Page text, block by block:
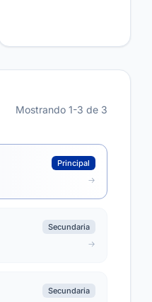
Mostrando 1-3 de 3
Principal
Secundaria
Secundaria